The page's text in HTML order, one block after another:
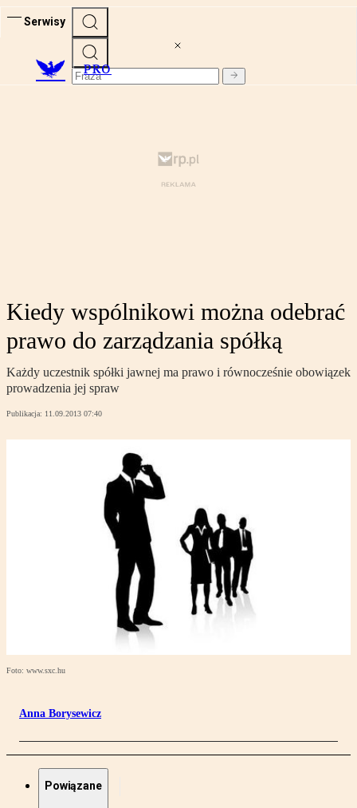
Serwisy
PRO
Kiedy wspólnikowi można odebrać
prawo do zarządzania spółką
Każdy uczestnik spółki jawnej ma prawo i równocześnie obowiązek
prowadzenia jej spraw
Publikacja: 11.09.2013 07:40
Foto: www.sxc.hu
Anna Borysewicz
Powiązane